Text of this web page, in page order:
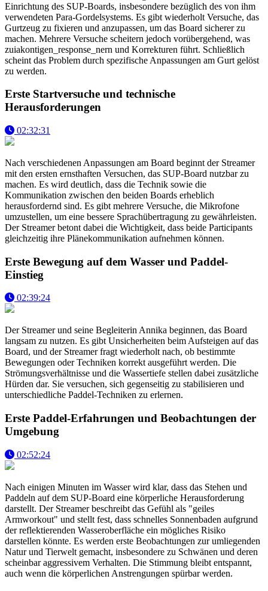
Einrichtung des SUP-Boards, insbesondere bezüglich des von ihm
verwendeten Para-Gordelsystems. Es gibt wiederholt Versuche, das
Gurtzeug zu fixieren und anzupassen, um das Board sicherer zu
machen. Mehrere Versuche scheitern jedoch vorübergehend, was
zuiakontigen_response_nern und Korrekturen führt. Schließlich
scheint das Problem durch spezifische Anpassungen am Gurt gelöst
zu werden.
Erste Startversuche und technische
Herausforderungen
02:32:31
Nach verschiedenen Anpassungen am Board beginnt der Streamer
mit den ersten ernsthaften Versuchen, das SUP-Board nutzbar zu
machen. Es wird deutlich, dass die Technik sowie die
Kommunikation zwischen den beiden Boards erheblich
herausfordernd sind. Es gibt mehrere Versuche, die Mikrofone
umzustellen, um eine bessere Sprachübertragung zu gewährleisten.
Der Streamer betont dabei die Wichtigkeit, dass beide Participants
gleichzeitig ihre Plänekommunikation aufnehmen können.
Erste Bewegung auf dem Wasser und Paddel-
Einstieg
02:39:24
Der Streamer und seine Begleiterin Annika beginnen, das Board
langsam zu nutzen. Es gibt Unsicherheiten beim Aufsteigen auf das
Board, und der Streamer fragt wiederholt nach, ob bestimmte
Bewegungen oder Techniken korrekt ausgeführt werden. Die
Strömungsverhältnisse und die Wassertiefe stellen dabei zusätzliche
Hürden dar. Sie versuchen, sich gegenseitig zu stabilisieren und
unterschiedliche Paddel-Techniken zu erlernen.
Erste Paddel-Erfahrungen und Beobachtungen der
Umgebung
02:52:24
Nach einigen Minuten im Wasser wird klar, dass das Stehen und
Paddeln auf dem SUP-Board eine körperliche Herausforderung
darstellt. Der Streamer beschreibt das Gefühl als "geiles
Armworkout" und stellt fest, dass schnelles Sonnenbaden aufgrund
der reflektierenden Wasseroberfläche ein mögliches Risiko
darstellen könnte. Es werden erste Beobachtungen zur umliegenden
Natur und Tierwelt gemacht, insbesondere zu Schwänen und deren
scheinbar aggressivem Verhalten. Die Stimmung bleibt entspannt,
auch wenn die körperlichen Anstrengungen spürbar werden.